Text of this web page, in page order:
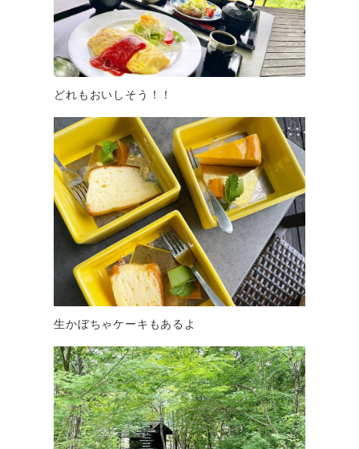
どれもおいしそう！！
生かぼちゃケーキもあるよ